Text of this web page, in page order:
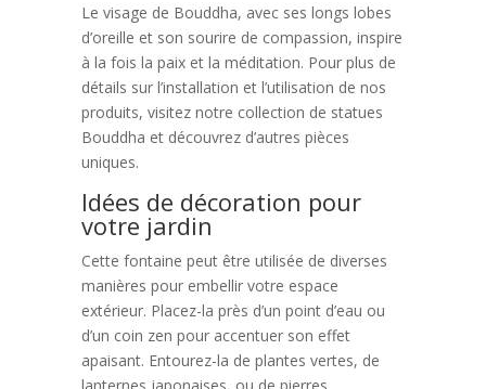
Le visage de Bouddha, avec ses longs lobes
d’oreille et son sourire de compassion, inspire
à la fois la paix et la méditation. Pour plus de
détails sur l’installation et l’utilisation de nos
produits, visitez notre collection de statues
Bouddha et découvrez d’autres pièces
uniques.
Idées de décoration pour
votre jardin
Cette fontaine peut être utilisée de diverses
manières pour embellir votre espace
extérieur. Placez-la près d’un point d’eau ou
d’un coin zen pour accentuer son effet
apaisant. Entourez-la de plantes vertes, de